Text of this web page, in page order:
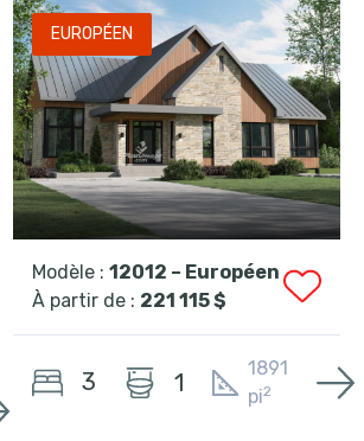
EUROPÉEN
Modèle :12012 – Européen
À partir de : 221 115 $
3 1
1891
pi2